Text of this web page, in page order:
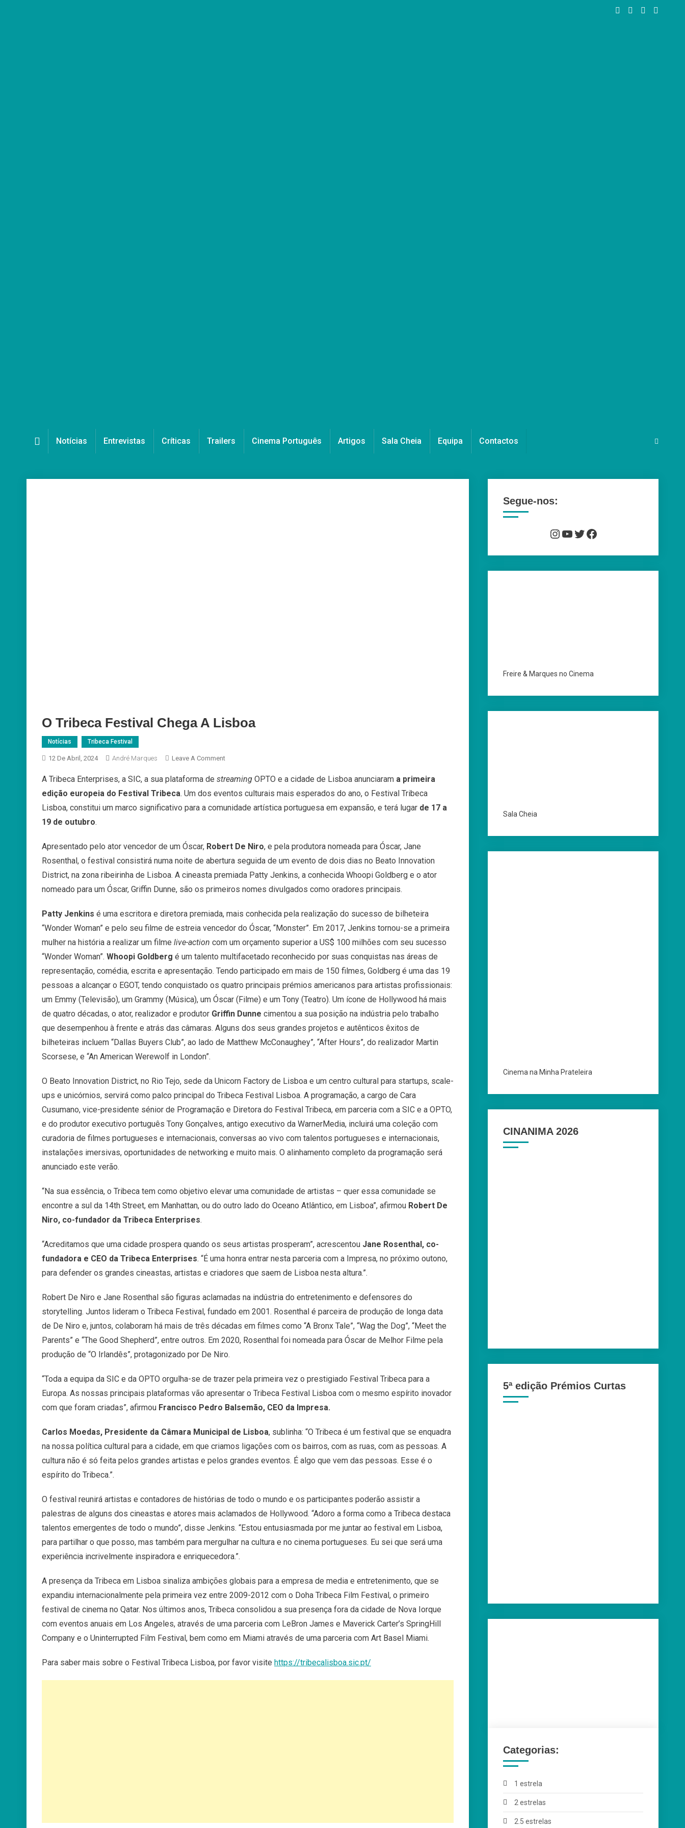
Notícias Entrevistas Críticas Trailers Cinema Português Artigos Sala Cheia Equipa Contactos
O Tribeca Festival Chega A Lisboa
Notícias Tribeca Festival
12 De Abril, 2024 André Marques Leave A CommentOn
Tribeca
Festival
Chega
A Tribeca Enterprises, a SIC, a sua plataforma de streaming OPTO e a cidade de Lisboa anunciaram a primeira
edição europeia do Festival Tribeca. Um dos eventos culturais mais esperados do ano, o Festival Tribeca
Lisboa, constitui um marco significativo para a comunidade artística portuguesa em expansão, e terá lugar de 17 a
19 de outubro.
Apresentado pelo ator vencedor de um Óscar, Robert De Niro, e pela produtora nomeada para Óscar, Jane
Rosenthal, o festival consistirá numa noite de abertura seguida de um evento de dois dias no Beato Innovation
District, na zona ribeirinha de Lisboa. A cineasta premiada Patty Jenkins, a conhecida Whoopi Goldberg e o ator
nomeado para um Óscar, Griffin Dunne, são os primeiros nomes divulgados como oradores principais.
Patty Jenkins é uma escritora e diretora premiada, mais conhecida pela realização do sucesso de bilheteira
“Wonder Woman” e pelo seu filme de estreia vencedor do Óscar, “Monster”. Em 2017, Jenkins tornou-se a primeira
mulher na história a realizar um filme live-action com um orçamento superior a US$ 100 milhões com seu sucesso
“Wonder Woman”. Whoopi Goldberg é um talento multifacetado reconhecido por suas conquistas nas áreas de
representação, comédia, escrita e apresentação. Tendo participado em mais de 150 filmes, Goldberg é uma das 19
pessoas a alcançar o EGOT, tendo conquistado os quatro principais prémios americanos para artistas profissionais:
um Emmy (Televisão), um Grammy (Música), um Óscar (Filme) e um Tony (Teatro). Um ícone de Hollywood há mais
de quatro décadas, o ator, realizador e produtor Griffin Dunne cimentou a sua posição na indústria pelo trabalho
que desempenhou à frente e atrás das câmaras. Alguns dos seus grandes projetos e autênticos êxitos de
bilheteiras incluem “Dallas Buyers Club”, ao lado de Matthew McConaughey”, “After Hours”, do realizador Martin
Scorsese, e “An American Werewolf in London”.
O Beato Innovation District, no Rio Tejo, sede da Unicorn Factory de Lisboa e um centro cultural para startups, scale-
ups e unicórnios, servirá como palco principal do Tribeca Festival Lisboa. A programação, a cargo de Cara
Cusumano, vice-presidente sénior de Programação e Diretora do Festival Tribeca, em parceria com a SIC e a OPTO,
e do produtor executivo português Tony Gonçalves, antigo executivo da WarnerMedia, incluirá uma coleção com
curadoria de filmes portugueses e internacionais, conversas ao vivo com talentos portugueses e internacionais,
instalações imersivas, oportunidades de networking e muito mais. O alinhamento completo da programação será
anunciado este verão.
“Na sua essência, o Tribeca tem como objetivo elevar uma comunidade de artistas – quer essa comunidade se
encontre a sul da 14th Street, em Manhattan, ou do outro lado do Oceano Atlântico, em Lisboa”, afirmou Robert De
Niro, co-fundador da Tribeca Enterprises.
“Acreditamos que uma cidade prospera quando os seus artistas prosperam”, acrescentou Jane Rosenthal, co-
fundadora e CEO da Tribeca Enterprises. “É uma honra entrar nesta parceria com a Impresa, no próximo outono,
para defender os grandes cineastas, artistas e criadores que saem de Lisboa nesta altura.”.
Robert De Niro e Jane Rosenthal são figuras aclamadas na indústria do entretenimento e defensores do
storytelling. Juntos lideram o Tribeca Festival, fundado em 2001. Rosenthal é parceira de produção de longa data
de De Niro e, juntos, colaboram há mais de três décadas em filmes como “A Bronx Tale”, “Wag the Dog”, “Meet the
Parents” e “The Good Shepherd”, entre outros. Em 2020, Rosenthal foi nomeada para Óscar de Melhor Filme pela
produção de “O Irlandês”, protagonizado por De Niro.
“Toda a equipa da SIC e da OPTO orgulha-se de trazer pela primeira vez o prestigiado Festival Tribeca para a
Europa. As nossas principais plataformas vão apresentar o Tribeca Festival Lisboa com o mesmo espírito inovador
com que foram criadas”, afirmou Francisco Pedro Balsemão, CEO da Impresa.
Carlos Moedas, Presidente da Câmara Municipal de Lisboa, sublinha: “O Tribeca é um festival que se enquadra
na nossa política cultural para a cidade, em que criamos ligações com os bairros, com as ruas, com as pessoas. A
cultura não é só feita pelos grandes artistas e pelos grandes eventos. É algo que vem das pessoas. Esse é o
espírito do Tribeca.”.
O festival reunirá artistas e contadores de histórias de todo o mundo e os participantes poderão assistir a
palestras de alguns dos cineastas e atores mais aclamados de Hollywood. “Adoro a forma como a Tribeca destaca
talentos emergentes de todo o mundo”, disse Jenkins. “Estou entusiasmada por me juntar ao festival em Lisboa,
para partilhar o que posso, mas também para mergulhar na cultura e no cinema portugueses. Eu sei que será uma
experiência incrivelmente inspiradora e enriquecedora.”.
A presença da Tribeca em Lisboa sinaliza ambições globais para a empresa de media e entretenimento, que se
expandiu internacionalmente pela primeira vez entre 2009-2012 com o Doha Tribeca Film Festival, o primeiro
festival de cinema no Qatar. Nos últimos anos, Tribeca consolidou a sua presença fora da cidade de Nova Iorque
com eventos anuais em Los Angeles, através de uma parceria com LeBron James e Maverick Carter’s SpringHill
Company e o Uninterrupted Film Festival, bem como em Miami através de uma parceria com Art Basel Miami.
Para saber mais sobre o Festival Tribeca Lisboa, por favor visite https://tribecalisboa.sic.pt/
Segue-nos:
Instagram
YouTube
Twitter
Facebook
Freire & Marques no Cinema
Sala Cheia
Cinema na Minha Prateleira
CINANIMA 2026
5ª edição Prémios Curtas
Categorias:
1 estrela
2 estrelas
2.5 estrelas